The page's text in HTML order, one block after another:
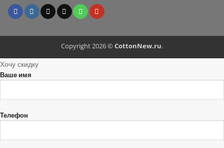
Copyright 2026 ©CottonNew.ru.
Хочу скидку
Ваше имя
Телефон